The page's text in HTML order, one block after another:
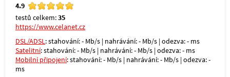
4.9
testů celkem:35
https://www.celanet.cz
DSL/ADSL: stahování: - Mb/s | nahrávání: - Mb/s | odezva: - ms
Satelitní: stahování: - Mb/s | nahrávání: - Mb/s | odezva: - ms
Mobilní připojení: stahování: - Mb/s | nahrávání: - Mb/s | odezva: -
ms